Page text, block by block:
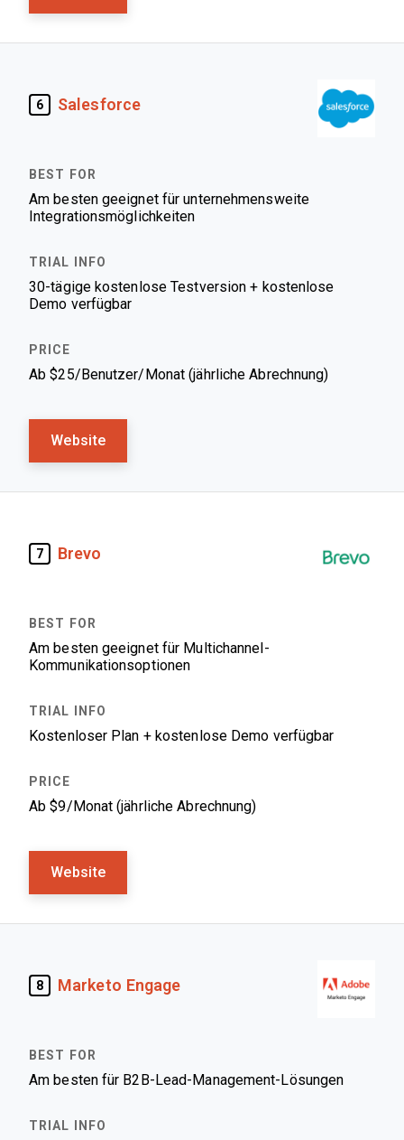
6 Salesforce
Am besten geeignet für unternehmensweite
Integrationsmöglichkeiten
30-tägige kostenlose Testversion + kostenlose
Demo verfügbar
Ab $25/Benutzer/Monat (jährliche Abrechnung)
Website
7 Brevo
Am besten geeignet für Multichannel-
Kommunikationsoptionen
Kostenloser Plan + kostenlose Demo verfügbar
Ab $9/Monat (jährliche Abrechnung)
Website
8 Marketo Engage
Am besten für B2B-Lead-Management-Lösungen